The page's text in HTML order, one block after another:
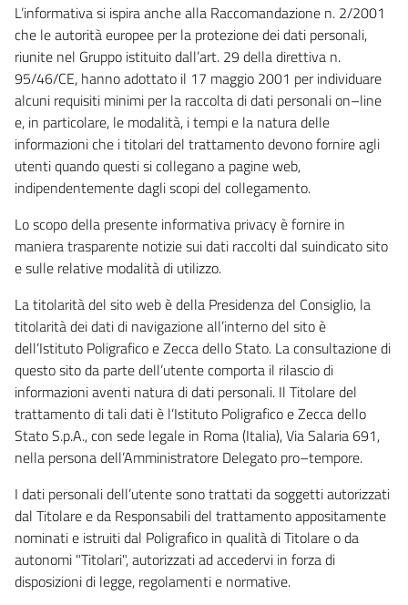
L’informativa si ispira anche alla Raccomandazione n. 2/2001
che le autorità europee per la protezione dei dati personali,
riunite nel Gruppo istituito dall’art. 29 della direttiva n.
95/46/CE, hanno adottato il 17 maggio 2001 per individuare
alcuni requisiti minimi per la raccolta di dati personali on–line
e, in particolare, le modalità, i tempi e la natura delle
informazioni che i titolari del trattamento devono fornire agli
utenti quando questi si collegano a pagine web,
indipendentemente dagli scopi del collegamento.
Lo scopo della presente informativa privacy è fornire in
maniera trasparente notizie sui dati raccolti dal suindicato sito
e sulle relative modalità di utilizzo.
La titolarità del sito web è della Presidenza del Consiglio, la
titolarità dei dati di navigazione all’interno del sito è
dell’Istituto Poligrafico e Zecca dello Stato. La consultazione di
questo sito da parte dell’utente comporta il rilascio di
informazioni aventi natura di dati personali. Il Titolare del
trattamento di tali dati è l’Istituto Poligrafico e Zecca dello
Stato S.p.A., con sede legale in Roma (Italia), Via Salaria 691,
nella persona dell’Amministratore Delegato pro–tempore.
I dati personali dell’utente sono trattati da soggetti autorizzati
dal Titolare e da Responsabili del trattamento appositamente
nominati e istruiti dal Poligrafico in qualità di Titolare o da
autonomi "Titolari", autorizzati ad accedervi in forza di
disposizioni di legge, regolamenti e normative.